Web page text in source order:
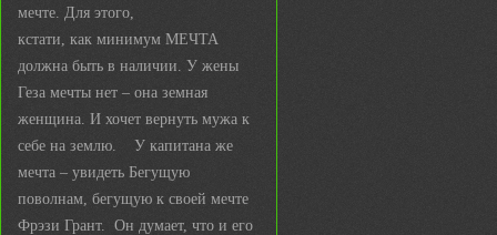
мечте. Для этого,
кстати, как минимум МЕЧТА
должна быть в наличии. У жены
Геза мечты нет – она земная
женщина. И хочет вернуть мужа к
себе на землю. У капитана же
мечта – увидеть Бегущую
поволнам, бегущую к своей мечте
Фрэзи Грант. Он думает, что и его